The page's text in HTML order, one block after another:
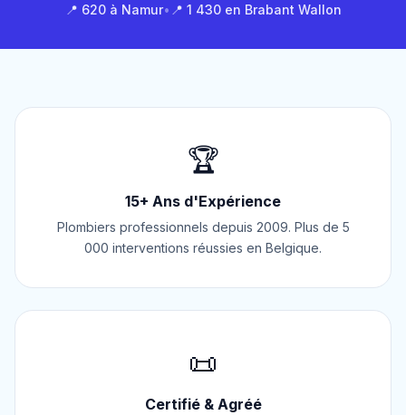
📍 620 à Namur• 📍 1 430 en Brabant Wallon
🏆
15+ Ans d'Expérience
Plombiers professionnels depuis 2009. Plus de 5
000 interventions réussies en Belgique.
📜
Certifié & Agréé